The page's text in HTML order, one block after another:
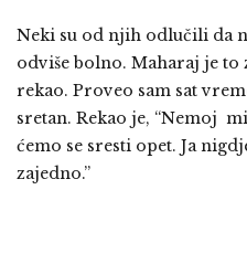
Neki su od njih odlučili da
odviše bolno. Maharaj je
rekao. Proveo sam sat
sretan. Rekao je, “Nemoj
ćemo se sresti opet. Ja
zajedno.”